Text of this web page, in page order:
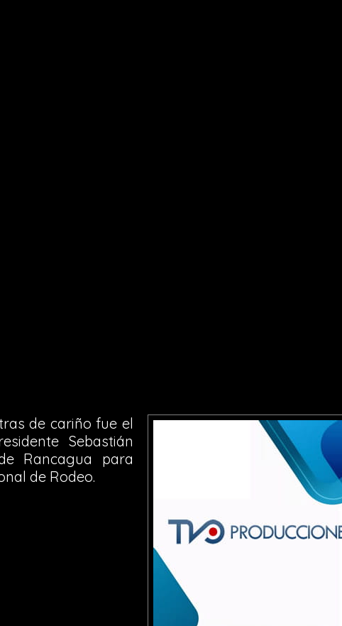
de cariño fue el
Sebastián
Rancagua para
de Rodeo.